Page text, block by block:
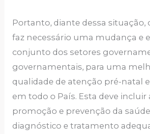
Portanto, diante dessa situação,
faz necessário uma mudança e
conjunto dos setores
governamentais, para uma
qualidade de atenção pré-natal
em todo o País. Esta deve incluir
promoção e prevenção da
diagnóstico e tratamento